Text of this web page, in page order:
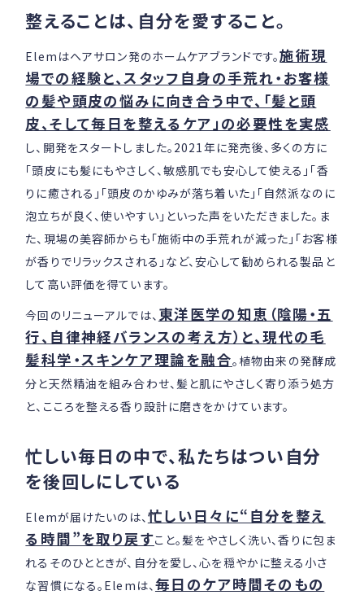
整えることは、自分を愛すること。
Elemはヘアサロン発のホームケアブランドです。施術現
場での経験と、スタッフ自身の手荒れ・お客様
の髪や頭皮の悩みに向き合う中で、「髪と頭
皮、そして毎日を整えるケア」の必要性を実感
し、開発をスタートしました。2021年に発売後、多くの方に
「頭皮にも髪にもやさしく、敏感肌でも安心して使える」「香
りに癒される」「頭皮のかゆみが落ち着いた」「自然派なのに
泡立ちが良く、使いやすい」といった声をいただきました。ま
た、現場の美容師からも「施術中の手荒れが減った」「お客様
が香りでリラックスされる」など、安心して勧められる製品と
して高い評価を得ています。
今回のリニューアルでは、 東洋医学の知恵（陰陽・五
行、自律神経バランスの考え方）と、現代の毛
髪科学・スキンケア理論を融合。植物由来の発酵成
分と天然精油を組み合わせ、髪と肌にやさしく寄り添う処方
と、こころを整える香り設計に磨きをかけています。
忙しい毎日の中で、私たちはつい自分
を後回しにしている
Elemが届けたいのは、 忙しい日々に“自分を整え
る時間”を取り戻すこと。髪をやさしく洗い、香りに包ま
れるそのひとときが、自分を愛し、心を穏やかに整える小さ
な習慣になる。Elemは、 毎日のケア時間そのもの